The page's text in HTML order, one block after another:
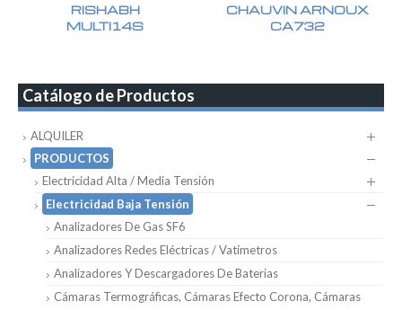
RISHABH
MULTI14S
CHAUVIN ARNOUX
CA732
Catálogo de Productos
ALQUILER
PRODUCTOS
Electricidad Alta / Media Tensión
Electricidad Baja Tensión
Analizadores De Gas SF6
Analizadores Redes Eléctricas / Vatímetros
Analizadores Y Descargadores De Baterias
Cámaras Termográficas, Cámaras Efecto Corona, Cámaras